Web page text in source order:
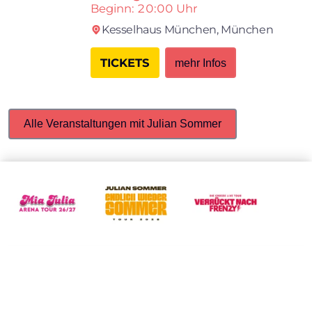
Beginn: 20:00 Uhr
Kesselhaus München, München
TICKETS mehr Infos
Alle Veranstaltungen mit Julian Sommer